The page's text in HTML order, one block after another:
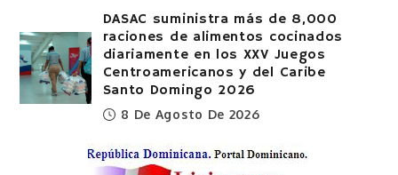
DASAC suministra más de 8,000
raciones de alimentos cocinados
diariamente en los XXV Juegos
Centroamericanos y del Caribe
Santo Domingo 2026
8 De Agosto De 2026